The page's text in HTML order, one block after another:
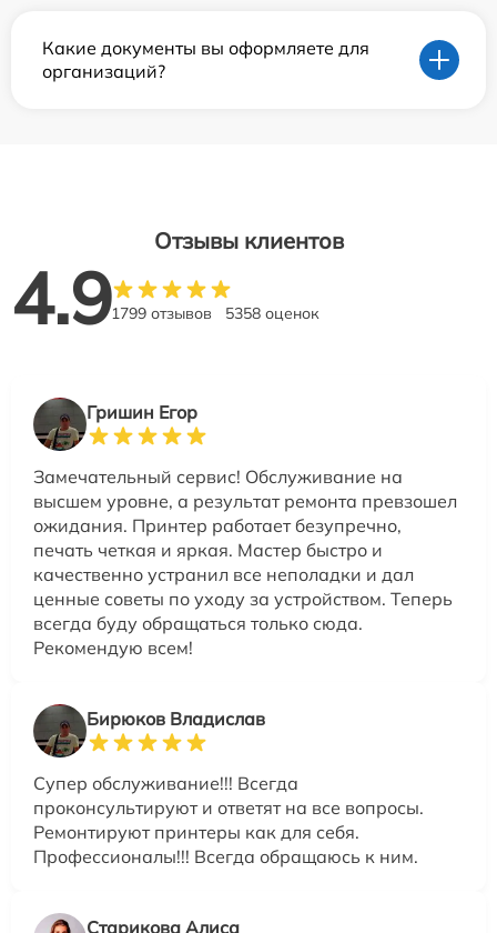
Какие документы вы оформляете для
организаций?
Отзывы клиентов
4.91799 отзывов 5358 оценок
Гришин Егор
Замечательный сервис! Обслуживание на
высшем уровне, а результат ремонта превзошел
ожидания. Принтер работает безупречно,
печать четкая и яркая. Мастер быстро и
качественно устранил все неполадки и дал
ценные советы по уходу за устройством. Теперь
всегда буду обращаться только сюда.
Рекомендую всем!
Бирюков Владислав
Супер обслуживание!!! Всегда
проконсультируют и ответят на все вопросы.
Ремонтируют принтеры как для себя.
Профессионалы!!! Всегда обращаюсь к ним.
Старикова Алиса